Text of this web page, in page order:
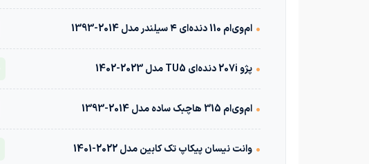
• ام‌وی‌ام 110 دنده‌ای ۴ سیلندر مدل 2014-1393
• پژو 207i دنده‌ای TU5 مدل 2023-1402
• ام‌وی‌ام 315 هاچبک ساده مدل 2014-1393
• وانت نیسان پیکاپ تک کابین مدل 2022-1401